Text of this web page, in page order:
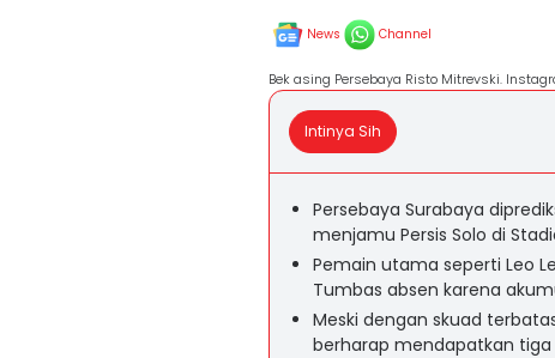
News Channel
Bek asing Persebaya Risto Mitrevski.
Intinya Sih
Persebaya Surabaya
menjamu Persis Solo di
Pemain utama seperti Leo
Tumbas absen karena
Meski dengan skuad
berharap mendapatkan tiga